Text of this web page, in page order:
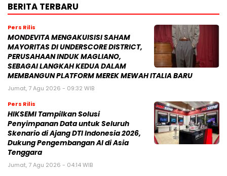
BERITA TERBARU
Pers Rilis
MONDEVITA MENGAKUISISI SAHAM
MAYORITAS DI UNDERSCORE DISTRICT,
PERUSAHAAN INDUK MAGLIANO,
SEBAGAI LANGKAH KEDUA DALAM
MEMBANGUN PLATFORM MEREK MEWAH ITALIA BARU
Jumat, 7 Agu 2026 - 09:32 WIB
Pers Rilis
HIKSEMI Tampilkan Solusi
Penyimpanan Data untuk Seluruh
Skenario di Ajang DTI Indonesia 2026,
Dukung Pengembangan AI di Asia
Tenggara
Jumat, 7 Agu 2026 - 04:14 WIB